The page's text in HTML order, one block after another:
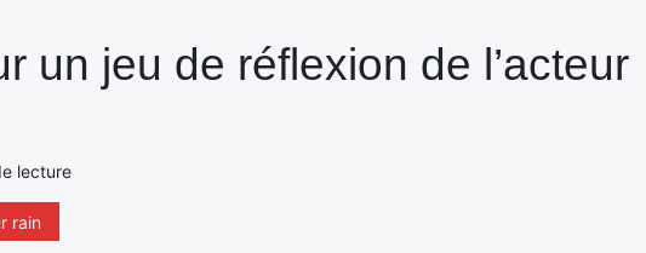
un jeu de réflexion de l’acteur
lecture
rain